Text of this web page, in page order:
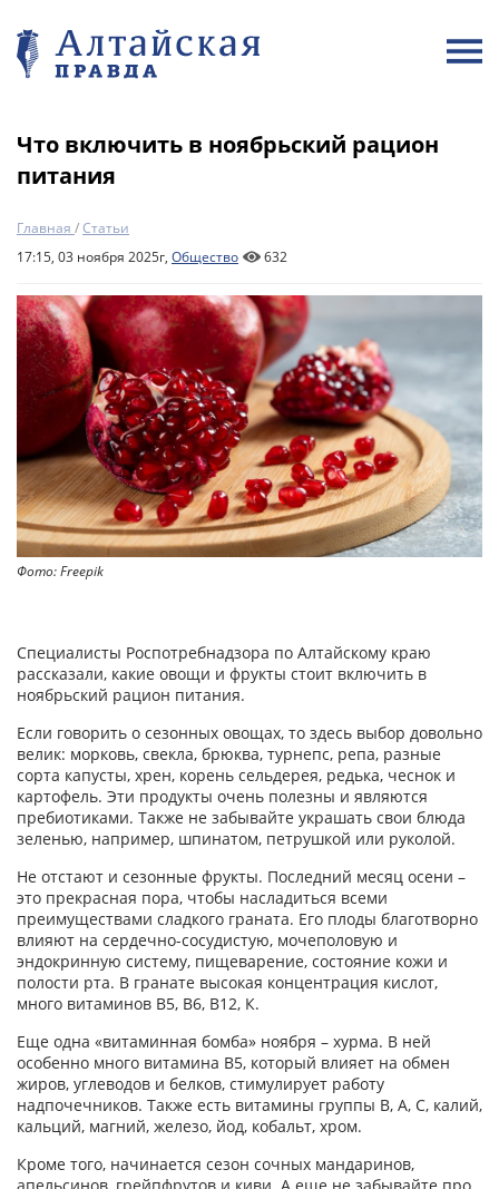
Что включить в ноябрьский рацион
питания
Главная /Статьи
17:15, 03 ноября 2025г, Общество 632
Фото: Freepik
Специалисты Роспотребнадзора по Алтайскому краю
рассказали, какие овощи и фрукты стоит включить в
ноябрьский рацион питания.
Если говорить о сезонных овощах, то здесь выбор довольно
велик: морковь, свекла, брюква, турнепс, репа, разные
сорта капусты, хрен, корень сельдерея, редька, чеснок и
картофель. Эти продукты очень полезны и являются
пребиотиками. Также не забывайте украшать свои блюда
зеленью, например, шпинатом, петрушкой или руколой.
Не отстают и сезонные фрукты. Последний месяц осени –
это прекрасная пора, чтобы насладиться всеми
преимуществами сладкого граната. Его плоды благотворно
влияют на сердечно-сосудистую, мочеполовую и
эндокринную систему, пищеварение, состояние кожи и
полости рта. В гранате высокая концентрация кислот,
много витаминов В5, В6, В12, К.
Еще одна «витаминная бомба» ноября – хурма. В ней
особенно много витамина В5, который влияет на обмен
жиров, углеводов и белков, стимулирует работу
надпочечников. Также есть витамины группы В, А, С, калий,
кальций, магний, железо, йод, кобальт, хром.
Кроме того, начинается сезон сочных мандаринов,